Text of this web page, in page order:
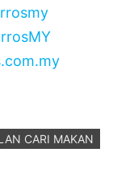
CARI MAKAN